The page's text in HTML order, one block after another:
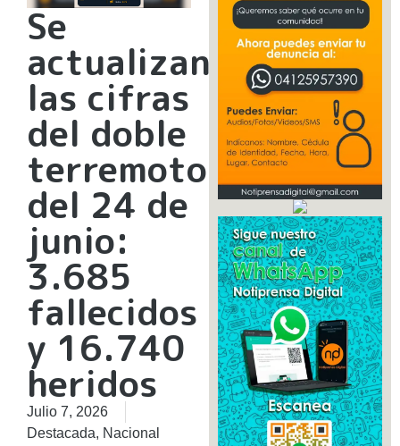
Se
actualizan
las cifras
del doble
terremoto
del 24 de
junio:
3.685
fallecidos
y 16.740
heridos
Julio 7, 2026
Destacada, Nacional